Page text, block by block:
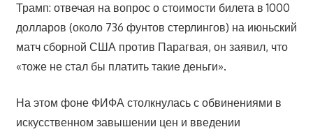
Трамп: отвечая на вопрос о стоимости билета в 1000
долларов (около 736 фунтов стерлингов) на июньский
матч сборной США против Парагвая, он заявил, что
«тоже не стал бы платить такие деньги».
На этом фоне ФИФА столкнулась с обвинениями в
искусственном завышении цен и введении